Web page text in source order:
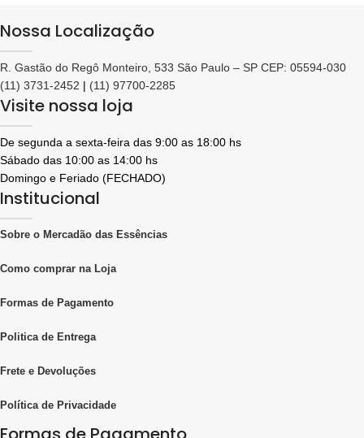
Nossa Localização
R. Gastão do Regô Monteiro, 533 São Paulo – SP CEP: 05594-030
(11) 3731-2452 | (11) 97700-2285
Visite nossa loja
De segunda a sexta-feira das 9:00 as 18:00 hs
Sábado das 10:00 as 14:00 hs
Domingo e Feriado (FECHADO)
Institucional
Sobre o Mercadão das Essências
Como comprar na Loja
Formas de Pagamento
Politica de Entrega
Frete e Devoluções
Política de Privacidade